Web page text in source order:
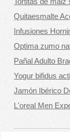
Quitaesmalte
Infusiones
Optima zumo
Pañal Adulto
Yogur bifidus
Jamón Ibérico
L'oreal Men